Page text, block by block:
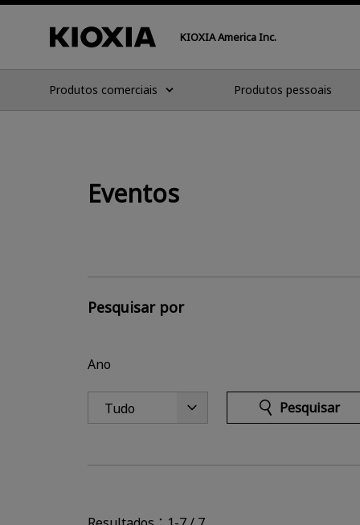
KIOXIA America Inc.
Produtos comerciais Produtos pessoais
Eventos
Pesquisar por
Ano
Pesquisar